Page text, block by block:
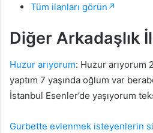
Tüm ilanları görün↗
Diğer Arkadaşlık
Huzur arıyorum: Huzur arıyorum
yaptım 7 yaşında oğlum var
İstanbul Esenler’de yaşıyorum
Gurbette evlenmek isteyenlerin